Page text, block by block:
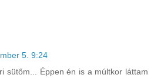
5. 9:24
sütőm... Éppen én is a múltkor láttam